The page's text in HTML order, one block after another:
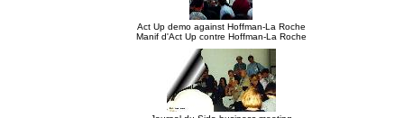
Act Up demo against Hoffman-La Roche
Manif d'Act Up contre Hoffman-La Roche